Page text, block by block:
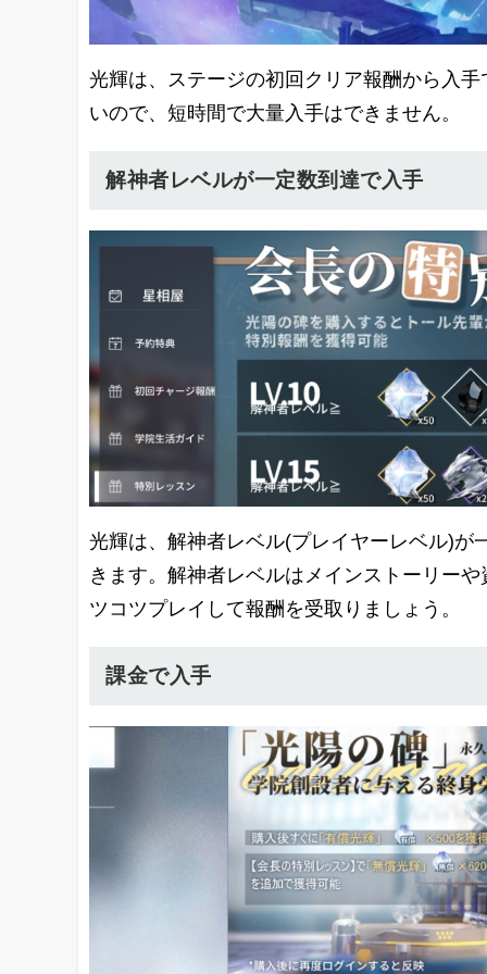
光輝は、ステージの初回クリア報酬から入
いので、短時間で大量入手はできません。
解神者レベルが一定数到達で入手
光輝は、解神者レベル(プレイヤーレベル)が
きます。解神者レベルはメインストーリー
ツコツプレイして報酬を受取りましょう。
課金で入手